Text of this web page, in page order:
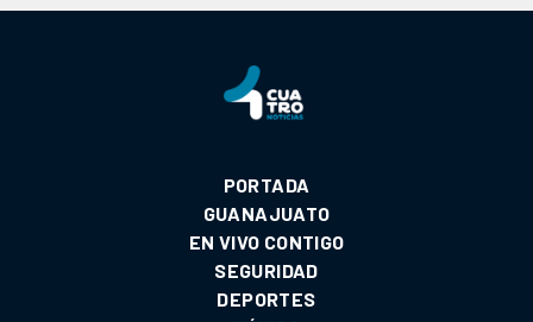
PORTADA
GUANAJUATO
EN VIVO CONTIGO
SEGURIDAD
DEPORTES